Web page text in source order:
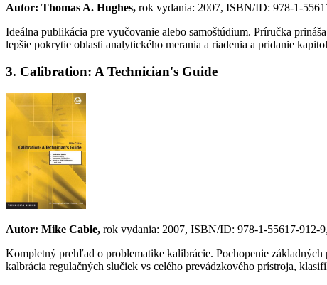
Autor: Thomas A. Hughes, rok vydania: 2007, ISBN/ID: 978-1-
Ideálna publikácia pre vyučovanie alebo samoštúdium. Príručka
lepšie pokrytie oblasti analytického merania a riadenia a pridanie
3. Calibration: A Technician's Guide
Autor: Mike Cable, rok vydania: 2007, ISBN/ID: 978-1-55617-912-
Kompletný prehľad o problematike kalibrácie. Pochopenie
kalbrácia regulačných slučiek vs celého prevádzkového prístroja,